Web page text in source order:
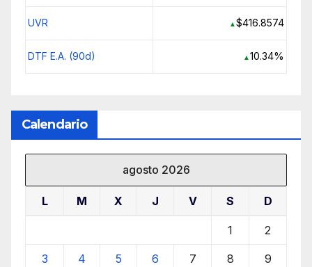
UVR ▲$416.8574
DTF E.A. (90d) ▲ 10.34%
Calendario
agosto 2026
L M X J V S D
1 2
3 4 5 6 7 8 9